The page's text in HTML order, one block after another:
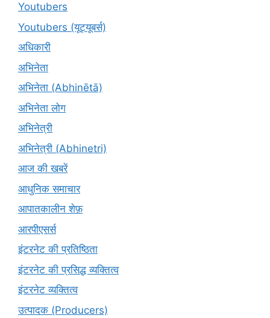
Youtubers
Youtubers (यूट्यूबर्स)
अधिकारी
अभिनेता
अभिनेता (Abhinētā)
अभिनेता लोग
अभिनेत्री
अभिनेत्री (Abhinetri)
आज की खबरें
आधुनिक समाचार
आपातकालीन शेफ़
आरपीएसर्स
इंटरनेट की प्रतिष्ठिता
इंटरनेट की प्रसिद्ध व्यक्तित्व
इंटरनेट व्यक्तित्व
उत्पादक (Producers)